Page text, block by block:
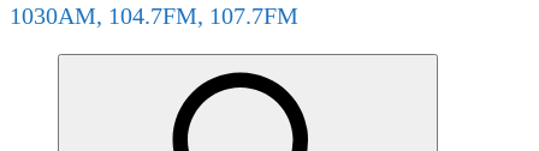
1030AM, 104.7FM, 107.7FM